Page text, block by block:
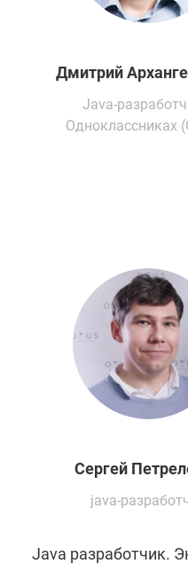
Дмитрий
Java-
Одноклассниках
Сергей
java-
Java разработчик.